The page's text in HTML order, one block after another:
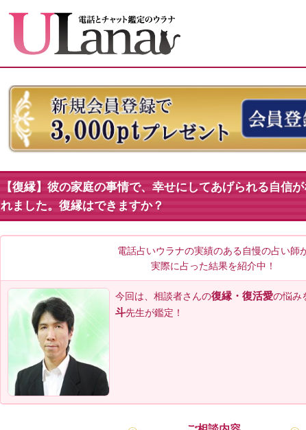
【復縁】彼の家庭の事情で、幸せにしてあげられる自信
れました。復縁はできますか？
電話占いウラナの実績のある自慢の占い師
実際に占った結果を紹介中！
今回は、相談者さんの復縁・復活愛の悩み
斗先生が鑑定！